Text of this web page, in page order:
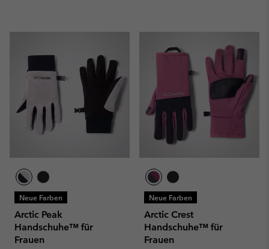
Neue Farben
Arctic Peak
Handschuhe™ für
Frauen
Neue Farben
Arctic Crest
Handschuhe™ für
Frauen